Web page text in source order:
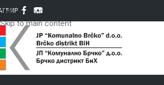
Skip to navigation
Skip to main content
ЋИР